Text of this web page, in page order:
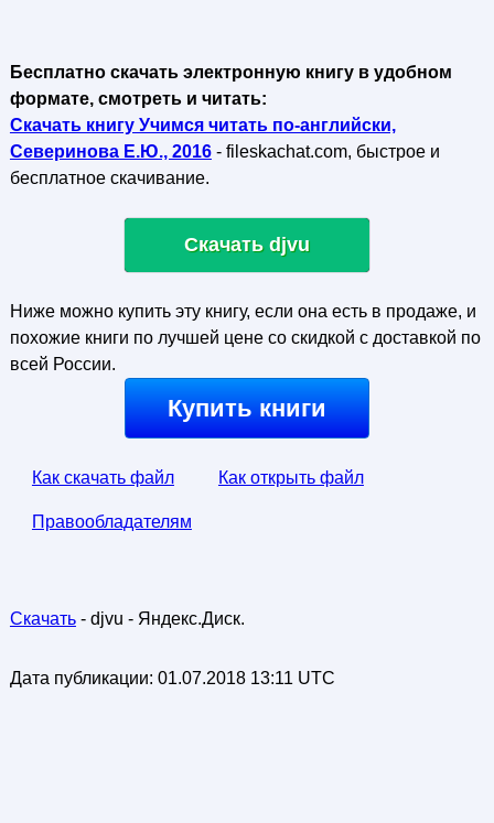
Бесплатно скачать электронную книгу в удобном
формате, смотреть и читать:
Скачать книгу Учимся читать по-английски,
Северинова Е.Ю., 2016- fileskachat.com, быстрое и
бесплатное скачивание.
Скачать djvu
Ниже можно купить эту книгу, если она есть в продаже, и
похожие книги по лучшей цене со скидкой с доставкой по
всей России.
Купить книги
Как скачать файл Как открыть файл
Правообладателям
Скачать- djvu - Яндекс.Диск.
Дата публикации: 01.07.2018 13:11 UTC